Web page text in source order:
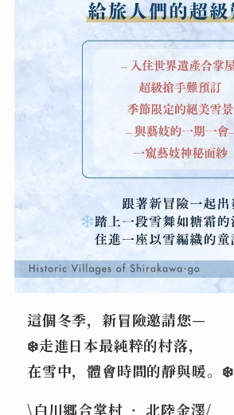
這個冬季，新冒險邀請您—
❄️走進日本最純粹的村落，
在雪中，體會時間的靜與暖。❄️
\白川郷合掌村 ‧ 北陸金澤/